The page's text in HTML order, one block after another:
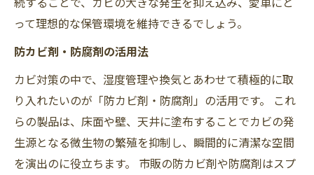
って理想的な保管環境を維持できるでしょう。
防カビ剤・防腐剤の活用法
カビ対策の中で、湿度管理や換気とあわせて積極的に取
り入れたいのが「防カビ剤・防腐剤」の活用です。 これ
らの製品は、床面や壁、天井に塗布することでカビの発
生源となる微生物の繁殖を抑制し、瞬間的に清潔な空間
を演出のに役立ちます。 市販の防カビ剤や防腐剤はスプ